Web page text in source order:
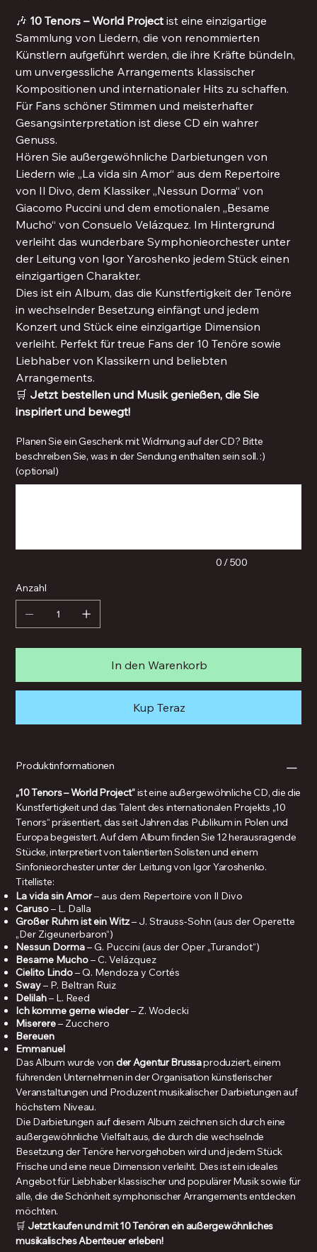
🎶 10 Tenors – World Project ist eine einzigartige
Sammlung von Liedern, die von renommierten
Künstlern aufgeführt werden, die ihre Kräfte bündeln,
um unvergessliche Arrangements klassischer
Kompositionen und internationaler Hits zu schaffen.
Für Fans schöner Stimmen und meisterhafter
Gesangsinterpretation ist diese CD ein wahrer
Genuss.
Hören Sie außergewöhnliche Darbietungen von
Liedern wie „La vida sin Amor“ aus dem Repertoire
von Il Divo, dem Klassiker „Nessun Dorma“ von
Giacomo Puccini und dem emotionalen „Besame
Mucho“ von Consuelo Velázquez. Im Hintergrund
verleiht das wunderbare Symphonieorchester unter
der Leitung von Igor Yaroshenko jedem Stück einen
einzigartigen Charakter.
Dies ist ein Album, das die Kunstfertigkeit der Tenöre
in wechselnder Besetzung einfängt und jedem
Konzert und Stück eine einzigartige Dimension
verleiht. Perfekt für treue Fans der 10 Tenöre sowie
Liebhaber von Klassikern und beliebten
Arrangements.
🛒 Jetzt bestellen und Musik genießen, die Sie
inspiriert und bewegt!
Planen Sie ein Geschenk mit Widmung auf der CD? Bitte
beschreiben Sie, was in der Sendung enthalten sein soll. :)
(optional)
0 / 500
Anzahl
In den Warenkorb
Kup Teraz
Produktinformationen
„10 Tenors – World Project“ist eine außergewöhnliche CD, die die
Kunstfertigkeit und das Talent des internationalen Projekts „10
Tenors“ präsentiert, das seit Jahren das Publikum in Polen und
Europa begeistert. Auf dem Album finden Sie 12 herausragende
Stücke, interpretiert von talentierten Solisten und einem
Sinfonieorchester unter der Leitung von Igor Yaroshenko.
Titelliste:
La vida sin Amor– aus dem Repertoire von Il Divo
Caruso– L. Dalla
Großer Ruhm ist ein Witz– J. Strauss-Sohn (aus der Operette
„Der Zigeunerbaron“)
Nessun Dorma– G. Puccini (aus der Oper „Turandot“)
Besame Mucho– C. Velázquez
Cielito Lindo– Q. Mendoza y Cortés
Sway– P. Beltran Ruiz
Delilah– L. Reed
Ich komme gerne wieder– Z. Wodecki
Miserere– Zucchero
Bereuen
Emmanuel
Das Album wurde von der Agentur Brussaproduziert, einem
führenden Unternehmen in der Organisation künstlerischer
Veranstaltungen und Produzent musikalischer Darbietungen auf
höchstem Niveau.
Die Darbietungen auf diesem Album zeichnen sich durch eine
außergewöhnliche Vielfalt aus, die durch die wechselnde
Besetzung der Tenöre hervorgehoben wird und jedem Stück
Frische und eine neue Dimension verleiht. Dies ist ein ideales
Angebot für Liebhaber klassischer und populärer Musik sowie für
alle, die die Schönheit symphonischer Arrangements entdecken
möchten.
🛒 Jetzt kaufen und mit 10 Tenören ein außergewöhnliches
musikalisches Abenteuer erleben!